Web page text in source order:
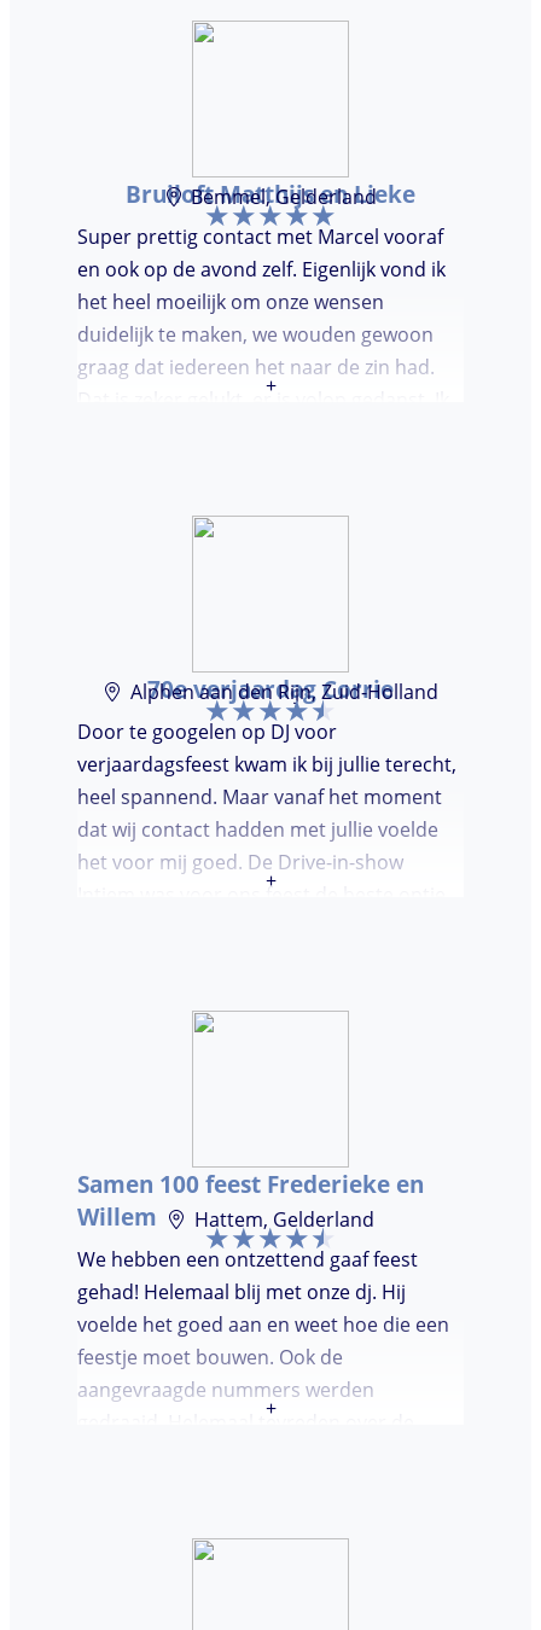
Bruiloft Matthijs en Lieke
Bemmel, Gelderland
Super prettig contact met Marcel vooraf
en ook op de avond zelf. Eigenlijk vond ik
het heel moeilijk om onze wensen
duidelijk te maken, we wouden gewoon
graag dat iedereen het naar de zin had.
Dat is zeker gelukt, er is volop gedanst. Ik
+
70e verjaardag Corrie
Alphen aan den Rijn, Zuid-Holland
Door te googelen op DJ voor
verjaardagsfeest kwam ik bij jullie terecht,
heel spannend. Maar vanaf het moment
dat wij contact hadden met jullie voelde
het voor mij goed. De Drive-in-show
Intiem was voor ons feest de beste optie
jullie gevonden had. Wij hebben een
+
Samen 100 feest Frederieke en
Willem
Hattem, Gelderland
We hebben een ontzettend gaaf feest
gehad! Helemaal blij met onze dj. Hij
voelde het goed aan en weet hoe die een
feestje moet bouwen. Ook de
aangevraagde nummers werden
gedraaid. Helemaal tevreden over de
+